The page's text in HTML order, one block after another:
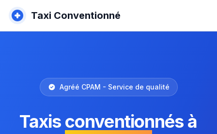
Taxi Conventionné
Agréé CPAM - Service de qualité
Taxis conventionnés à